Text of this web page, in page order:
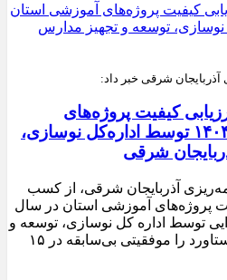
شرقی خبر داد:
کیفیت پروژه‌های
آموزشی استان در سال ۱۴۰۴ توسط اداره‌کل نوسازی،
شرقی
آذربایجان شرقی، از کسب
پروژه‌های آموزشی استان در سال
توسط اداره کل نوسازی، توسعه و
تجهیز مدارس خبر داد و این دستاورد را موفقیتی بی‌سابقه در ۱۵